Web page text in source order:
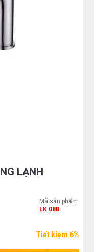
LẠNH
Mã sản phẩm
LK 08B
Tiết kiệm 6%